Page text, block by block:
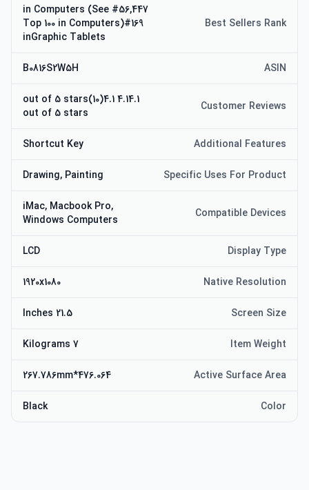
Best Sellers Rank
#56,447 in Computers (See
Top 100 in Computers)#169
inGraphic Tablets
ASIN
B0816S2W5H
Customer Reviews
4.14.1 out of 5 stars(10)4.1
out of 5 stars
Additional Features
Shortcut Key
Specific Uses For Product
Drawing, Painting
Compatible Devices
iMac, Macbook Pro,
Windows Computers
Display Type
LCD
Native Resolution
1920x1080
Screen Size
21.5 Inches
Item Weight
7 Kilograms
Active Surface Area
476.064*267.786mm
Color
Black